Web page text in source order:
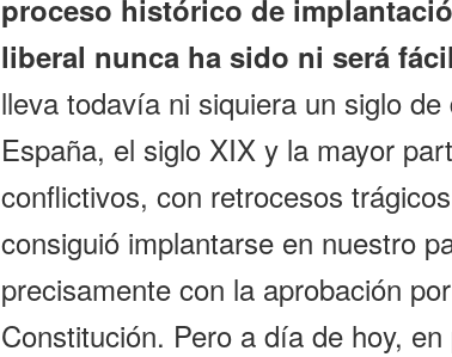
proceso histórico de
liberal nunca ha sido ni será fácil
lleva todavía ni siquiera un siglo
España, el siglo XIX y la mayor
conflictivos, con retrocesos
consiguió implantarse en nuestro
precisamente con la aprobación
Constitución. Pero a día de hoy,